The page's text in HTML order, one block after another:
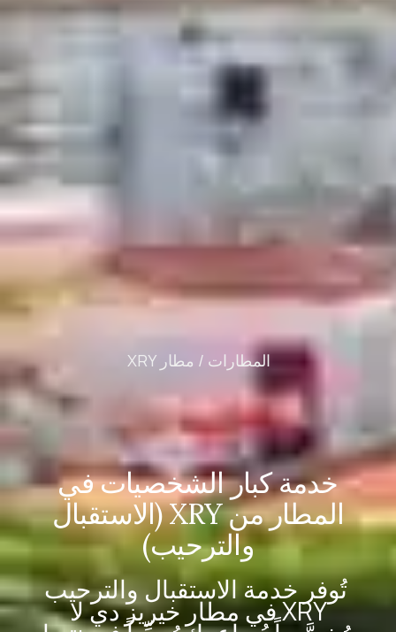
المطارات / مطار XRY
خدمة كبار الشخصيات في
المطار من XRY (الاستقبال
والترحيب)
تُوفر خدمة الاستقبال والترحيب
XRY في مطار خيريز دي لا